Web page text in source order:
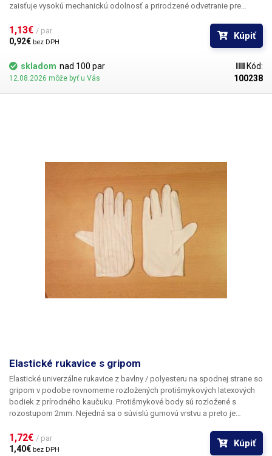
zaisťuje vysokú mechanickú odolnosť a prirodzené odvetranie pre
súčiastkach ...
1,13€ / par
0,92€ bez DPH
Kúpiť
skladom nad 100 par
12.08.2026 môže byť u Vás
Kód:
100238
Elastické rukavice s gripom
Elastické univerzálne rukavice z bavlny / polyesteru na spodnej strane so
gripom v podobe rovnomerne rozložených protišmykových latexových
bodiek z prírodného kaučuku. Protišmykové body sú rozložené s
rozostupom 2mm. Nejedná sa o súvislú gumovú vrstvu a preto je
nosení. Pri použití nezanechávajú odtlačky na LCD, súčiastkach ...
1,72€ / par
1,40€ bez DPH
Kúpiť